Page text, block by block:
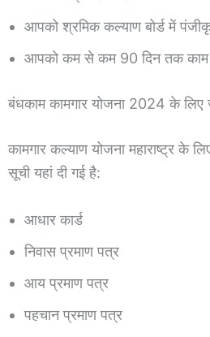
आपको श्रमिक कल्याण बोर्ड में
आपको कम से कम 90 दिन तक काम
बंधकाम कामगार योजना 2024 के लिए
कामगार कल्याण योजना महाराष्ट्र के
सूची यहां दी गई है:
आधार कार्ड
निवास प्रमाण पत्र
आय प्रमाण पत्र
पहचान प्रमाण पत्र